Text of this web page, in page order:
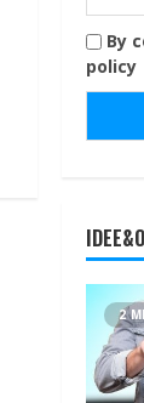
By
policy
2